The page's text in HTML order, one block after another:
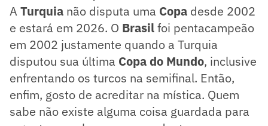
ATurquia não disputa uma Copa desde 2002
e estará em 2026. O Brasilfoi pentacampeão
em 2002 justamente quando a Turquia
disputou sua última Copa do Mundo, inclusive
enfrentando os turcos na semifinal. Então,
enfim, gosto de acreditar na mística. Quem
sabe não existe alguma coisa guardada para